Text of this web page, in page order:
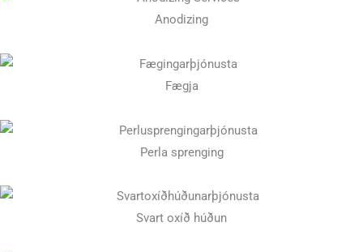
Anodizing
Fægja
Perla sprenging
Svart oxíð húðun